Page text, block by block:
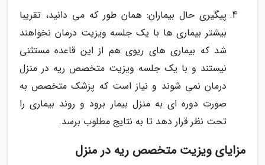
پیگیری حال بیماران: همان طور که می دانید، تقریبا
بیشتر بیماری ها با یک جلسه ویزیت درمان نخواهند
شد که بیماری های ریوی هم از این قاعده مستثنی
نیستند و با یک جلسه ویزیت متخصص ریه در منزل
درمان نمی شوند و نیاز است که پزشک متخصص به
صورت دوره ای به منزل بیمار برود و روند بیماری را
تحت نظر قرار دهد تا به نتایج مطلوب برسد.
مزایای ویزیت متخصص ریه در منزل